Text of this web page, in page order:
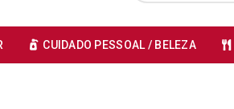
CUIDADO PESSOAL / BELEZA